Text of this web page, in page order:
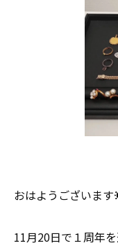
おはようございま
11月20日で１周年